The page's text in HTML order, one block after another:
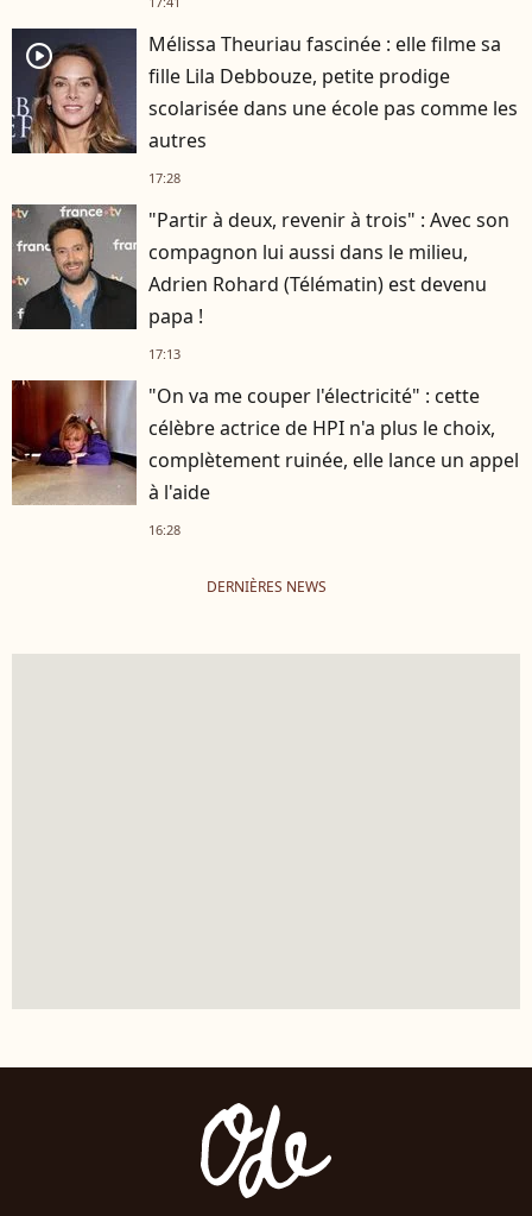
player2
Mélissa Theuriau fascinée : elle filme sa
fille Lila Debbouze, petite prodige
scolarisée dans une école pas comme les
autres
17:28
"Partir à deux, revenir à trois" : Avec son
compagnon lui aussi dans le milieu,
Adrien Rohard (Télématin) est devenu
papa !
17:13
"On va me couper l'électricité" : cette
célèbre actrice de HPI n'a plus le choix,
complètement ruinée, elle lance un appel
à l'aide
16:28
DERNIÈRES NEWS